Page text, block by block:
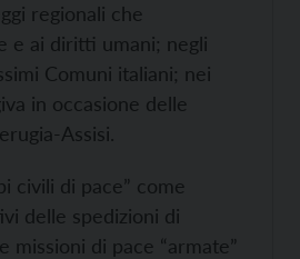
regionali che
e ai diritti umani; negli
Comuni italiani; nei
in occasione delle
Assisi.
civili di pace” come
delle spedizioni di
missioni di pace “armate”